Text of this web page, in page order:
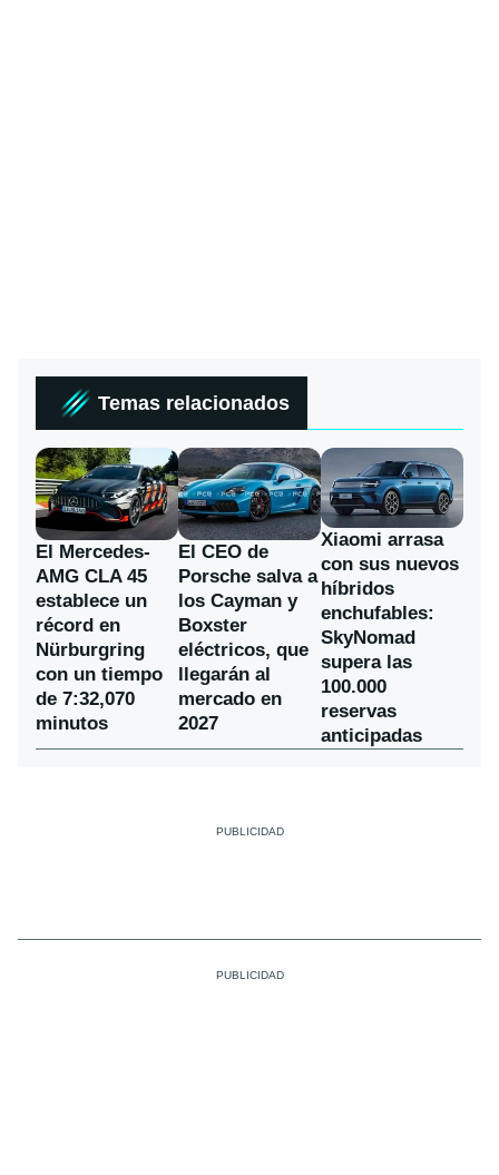
Temas relacionados
El Mercedes-
AMG CLA 45
establece un
récord en
Nürburgring
con un tiempo
de 7:32,070
minutos
El CEO de
Porsche salva a
los Cayman y
Boxster
eléctricos, que
llegarán al
mercado en
2027
Xiaomi arrasa
con sus nuevos
híbridos
enchufables:
SkyNomad
supera las
100.000
reservas
anticipadas